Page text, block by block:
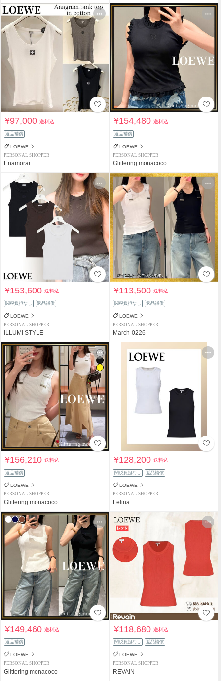
¥97,000送料込
返品補償
LOEWE
PERSONAL SHOPPER
Enamorar
¥154,480送料込
返品補償
LOEWE
PERSONAL SHOPPER
Glittering monacoco
¥153,600送料込
関税負担なし 返品補償
LOEWE
PERSONAL SHOPPER
ILLUMI STYLE
¥113,500送料込
関税負担なし 返品補償
LOEWE
PERSONAL SHOPPER
March-0226
¥156,210送料込
返品補償
LOEWE
PERSONAL SHOPPER
Glittering monacoco
¥128,200送料込
関税負担なし 返品補償
LOEWE
PERSONAL SHOPPER
Felina
¥149,460送料込
返品補償
LOEWE
PERSONAL SHOPPER
Glittering monacoco
¥118,680送料込
関税負担なし 返品補償
LOEWE
PERSONAL SHOPPER
REVAIN